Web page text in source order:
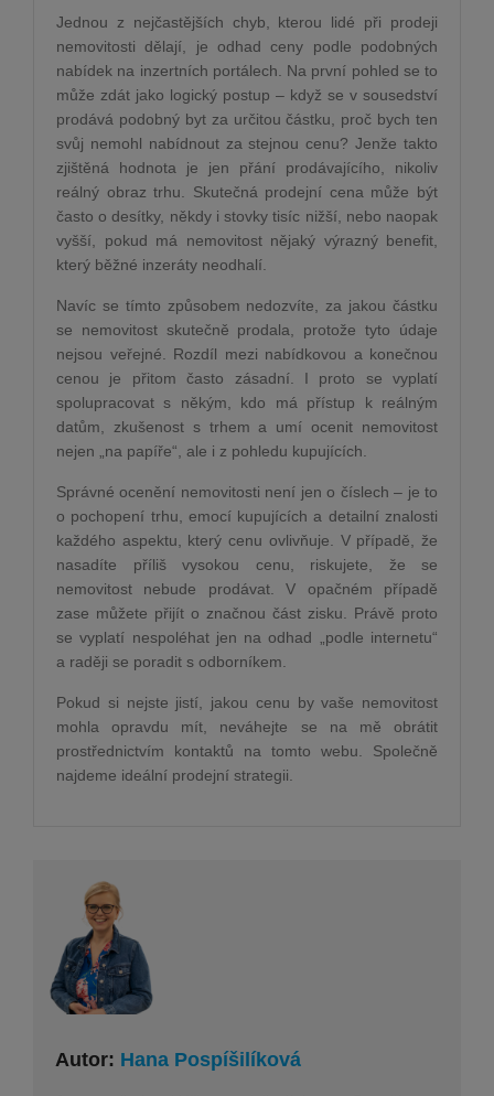
Jednou z nejčastějších chyb, kterou lidé při prodeji
nemovitosti dělají, je odhad ceny podle podobných
nabídek na inzertních portálech. Na první pohled se to
může zdát jako logický postup – když se v sousedství
prodává podobný byt za určitou částku, proč bych ten
svůj nemohl nabídnout za stejnou cenu? Jenže takto
zjištěná hodnota je jen přání prodávajícího, nikoliv
reálný obraz trhu. Skutečná prodejní cena může být
často o desítky, někdy i stovky tisíc nižší, nebo naopak
vyšší, pokud má nemovitost nějaký výrazný benefit,
který běžné inzeráty neodhalí.
Navíc se tímto způsobem nedozvíte, za jakou částku
se nemovitost skutečně prodala, protože tyto údaje
nejsou veřejné. Rozdíl mezi nabídkovou a konečnou
cenou je přitom často zásadní. I proto se vyplatí
spolupracovat s někým, kdo má přístup k reálným
datům, zkušenost s trhem a umí ocenit nemovitost
nejen „na papíře“, ale i z pohledu kupujících.
Správné ocenění nemovitosti není jen o číslech – je to
o pochopení trhu, emocí kupujících a detailní znalosti
každého aspektu, který cenu ovlivňuje. V případě, že
nasadíte příliš vysokou cenu, riskujete, že se
nemovitost nebude prodávat. V opačném případě
zase můžete přijít o značnou část zisku. Právě proto
se vyplatí nespoléhat jen na odhad „podle internetu“
a raději se poradit s odborníkem.
Pokud si nejste jistí, jakou cenu by vaše nemovitost
mohla opravdu mít, neváhejte se na mě obrátit
prostřednictvím kontaktů na tomto webu. Společně
najdeme ideální prodejní strategii.
Autor: Hana Pospíšilíková